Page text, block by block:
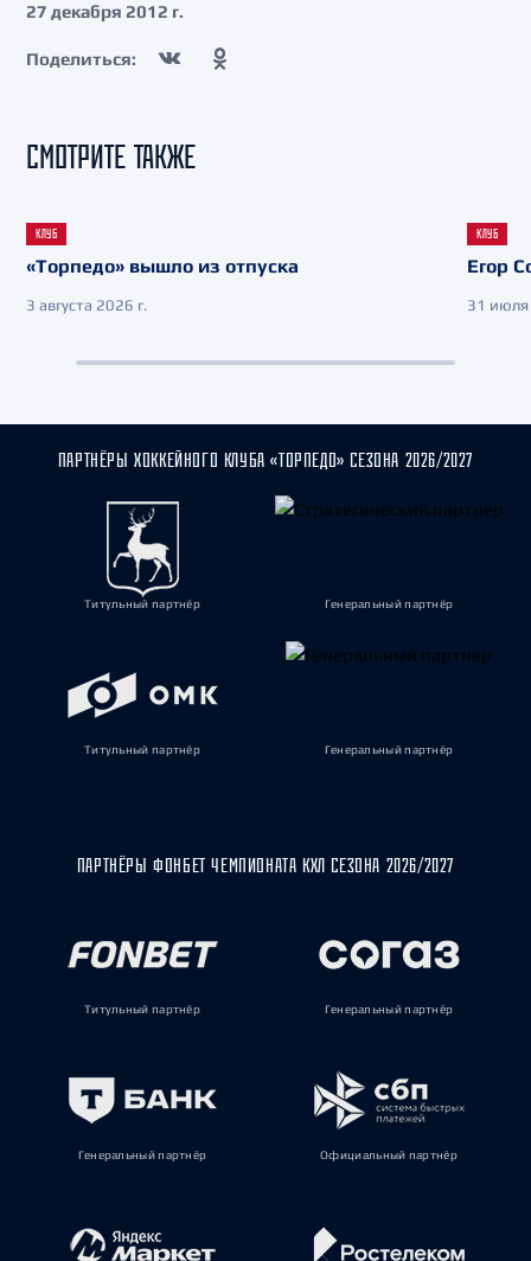
27 декабря 2012 г.
Поделиться:
СМОТРИТЕ ТАКЖЕ
КЛУБ
«Торпедо» вышло из отпуска
3 августа 2026 г.
КЛУБ
Егор
31 июля
ПАРТНЁРЫ ХОККЕЙНОГО КЛУБА «ТОРПЕДО» СЕЗОНА 2026/2027
Титульный партнёр Генеральный партнёр
Титульный партнёр Генеральный партнёр
ПАРТНЁРЫ ФОНБЕТ ЧЕМПИОНАТА КХЛ СЕЗОНА 2026/2027
Титульный партнёр Генеральный партнёр
Генеральный партнёр Официальный партнёр